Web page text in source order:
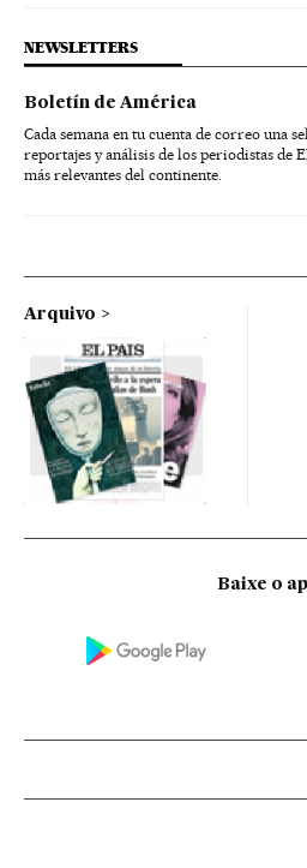
NEWSLETTERS
Boletín de América
Cada semana en tu cuenta de correo una
reportajes y análisis de los periodistas de
más relevantes del continente.
Arquivo
Baixe o